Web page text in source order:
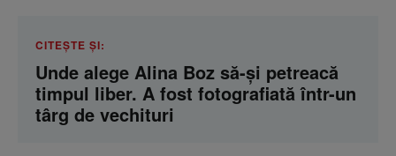
CITEȘTE ȘI:
Unde alege Alina Boz să-și petreacă
timpul liber. A fost fotografiată într-un
târg de vechituri